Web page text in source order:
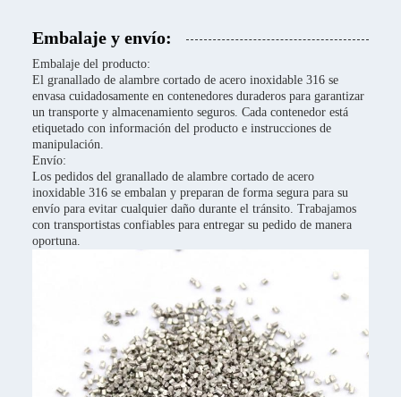
Embalaje y envío:
Embalaje del producto:
El granallado de alambre cortado de acero inoxidable 316 se
envasa cuidadosamente en contenedores duraderos para garantizar
un transporte y almacenamiento seguros. Cada contenedor está
etiquetado con información del producto e instrucciones de
manipulación.
Envío:
Los pedidos del granallado de alambre cortado de acero
inoxidable 316 se embalan y preparan de forma segura para su
envío para evitar cualquier daño durante el tránsito. Trabajamos
con transportistas confiables para entregar su pedido de manera
oportuna.